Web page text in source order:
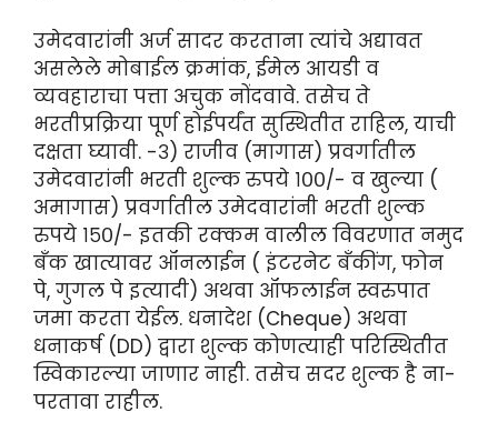
उमेदवारांनी अर्ज सादर करताना त्यांचे अद्यावत
असलेले मोबाईल क्रमांक, ईमेल आयडी व
व्यवहाराचा पत्ता अचुक नोंदवावे. तसेच ते
भरतीप्रक्रिया पूर्ण होईपर्यंत सुस्थितीत राहिल, याची
दक्षता घ्यावी. -३) राजीव (मागास) प्रवर्गातील
उमेदवारांनी भरती शुल्क रुपये १००/- व खुल्या (
अमागास) प्रवर्गातील उमेदवारांनी भरती शुल्क
रुपये १५०/- इतकी रक्कम वालील विवरणात नमुद
बँक खात्यावर ऑनलाईन ( इंटरनेट बँकींग, फोन
पे, गुगल पे इत्यादी) अथवा ऑफलाईन स्वरुपात
जमा करता येईल. धनादेश (Cheque) अथवा
धनाकर्ष (DD) द्वारा शुल्क कोणत्याही परिस्थितीत
स्विकारल्या जाणार नाही. तसेच सदर शुल्क है ना-
परतावा राहील.